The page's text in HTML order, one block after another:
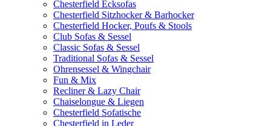
Chesterfield Ecksofas
Chesterfield Sitzhocker & Barhocker
Chesterfield Hocker, Poufs & Stools
Club Sofas & Sessel
Classic Sofas & Sessel
Traditional Sofas & Sessel
Ohrensessel & Wingchair
Fun & Mix
Recliner & Lazy Chair
Chaiselongue & Liegen
Chesterfield Sofatische
Chesterfield in Leder